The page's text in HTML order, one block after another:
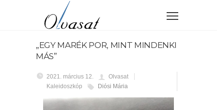
„EGY MARÉK POR, MINT MINDENKI
MÁS”
2021. március 12.
Olvasat
Kaleidoszkóp
Diósi Mária